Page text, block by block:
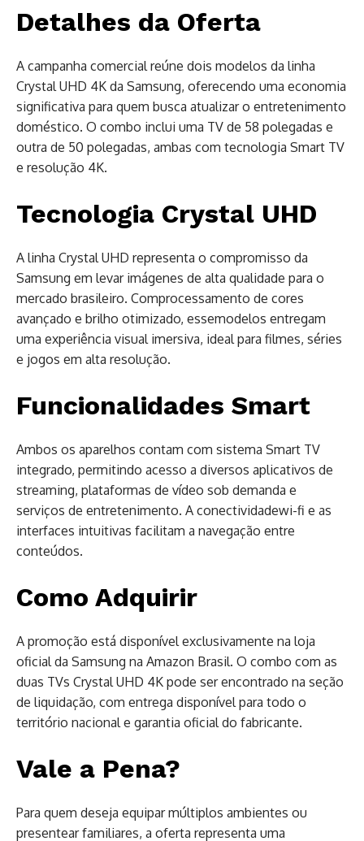
Detalhes da Oferta
A campanha comercial reúne dois modelos da linha
Crystal UHD 4K da Samsung, oferecendo uma economia
significativa para quem busca atualizar o entretenimento
doméstico. O combo inclui uma TV de 58 polegadas e
outra de 50 polegadas, ambas com tecnologia Smart TV
e resolução 4K.
Tecnologia Crystal UHD
A linha Crystal UHD representa o compromisso da
Samsung em levar imágenes de alta qualidade para o
mercado brasileiro. Comprocessamento de cores
avançado e brilho otimizado, essemodelos entregam
uma experiência visual imersiva, ideal para filmes, séries
e jogos em alta resolução.
Funcionalidades Smart
Ambos os aparelhos contam com sistema Smart TV
integrado, permitindo acesso a diversos aplicativos de
streaming, plataformas de vídeo sob demanda e
serviços de entretenimento. A conectividadewi-fi e as
interfaces intuitivas facilitam a navegação entre
conteúdos.
Como Adquirir
A promoção está disponível exclusivamente na loja
oficial da Samsung na Amazon Brasil. O combo com as
duas TVs Crystal UHD 4K pode ser encontrado na seção
de liquidação, com entrega disponível para todo o
território nacional e garantia oficial do fabricante.
Vale a Pena?
Para quem deseja equipar múltiplos ambientes ou
presentear familiares, a oferta representa uma